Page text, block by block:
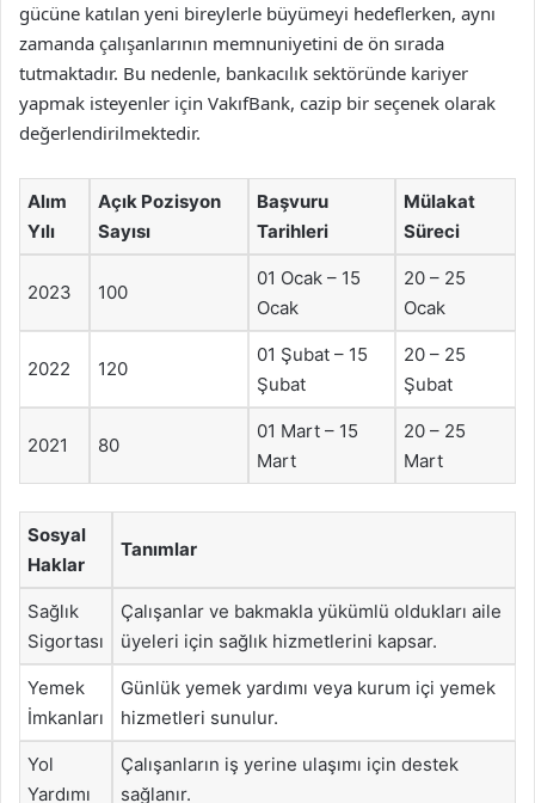
gücüne katılan yeni bireylerle büyümeyi hedeflerken, aynı
zamanda çalışanlarının memnuniyetini de ön sırada
tutmaktadır. Bu nedenle, bankacılık sektöründe kariyer
yapmak isteyenler için VakıfBank, cazip bir seçenek olarak
değerlendirilmektedir.
Alım
Yılı
Açık Pozisyon
Sayısı
Başvuru
Tarihleri
Mülakat
Süreci
2023 100
01 Ocak – 15
Ocak
20 – 25
Ocak
2022 120
01 Şubat – 15
Şubat
20 – 25
Şubat
2021 80
01 Mart – 15
Mart
20 – 25
Mart
Sosyal
Haklar
Tanımlar
Sağlık
Sigortası
Çalışanlar ve bakmakla yükümlü oldukları aile
üyeleri için sağlık hizmetlerini kapsar.
Yemek
İmkanları
Günlük yemek yardımı veya kurum içi yemek
hizmetleri sunulur.
Yol
Yardımı
Çalışanların iş yerine ulaşımı için destek
sağlanır.